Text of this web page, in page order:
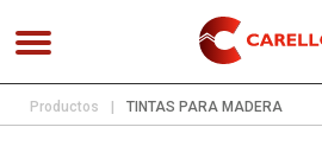
Productos TINTAS PARA MADERA